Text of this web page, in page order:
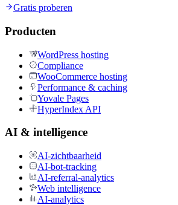
Gratis proberen
Producten
WordPress hosting
Compliance
WooCommerce hosting
Performance & caching
Yovale Pages
HyperIndex API
AI & intelligence
AI-zichtbaarheid
AI-bot-tracking
AI-referral-analytics
Web intelligence
AI-analytics